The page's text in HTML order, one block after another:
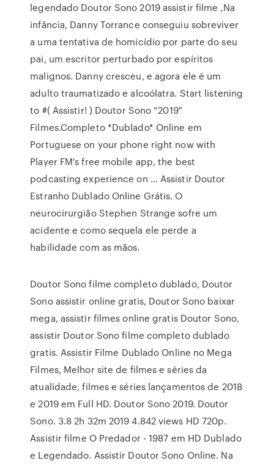
legendado Doutor Sono 2019 assistir filme ,Na
infância, Danny Torrance conseguiu sobreviver
a uma tentativa de homicídio por parte do seu
pai, um escritor perturbado por espíritos
malignos. Danny cresceu, e agora ele é um
adulto traumatizado e alcoólatra. Start listening
to #( Assistir! ) Doutor Sono “2019″
Filmes.Completo *Dublado* Online em
Portuguese on your phone right now with
Player FM's free mobile app, the best
podcasting experience on … Assistir Doutor
Estranho Dublado Online Grátis. O
neurocirurgião Stephen Strange sofre um
acidente e como sequela ele perde a
habilidade com as mãos.
Doutor Sono filme completo dublado, Doutor
Sono assistir online gratis, Doutor Sono baixar
mega, assistir filmes online gratis Doutor Sono,
assistir Doutor Sono filme completo dublado
gratis. Assistir Filme Dublado Online no Mega
Filmes, Melhor site de filmes e séries da
atualidade, filmes e séries lançamentos de 2018
e 2019 em Full HD. Doutor Sono 2019. Doutor
Sono. 3.8 2h 32m 2019 4.842 views HD 720p.
Assistir filme O Predador - 1987 em HD Dublado
e Legendado. Assistir Doutor Sono Online. Na